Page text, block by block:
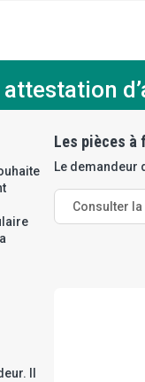
Il
Les pièces à
Le demandeur
Consulter